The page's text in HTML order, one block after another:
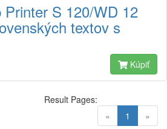
Printer S 120/WD 12
textov s
Kúpiť
« 1 (current)
»
Result Pages: